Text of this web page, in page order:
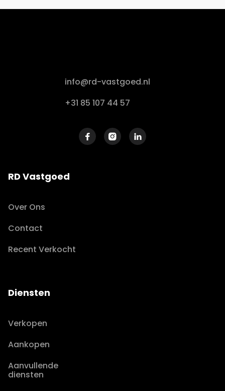
info@rd-vastgoed.nl
+31 85 107 44 57
  
RD Vastgoed
Over Ons
Contact
Recent Verkocht
Diensten
Verkopen
Aankopen
Aanvullende
diensten